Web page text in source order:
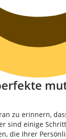
zu erinnern,
sind einige
die Ihrer